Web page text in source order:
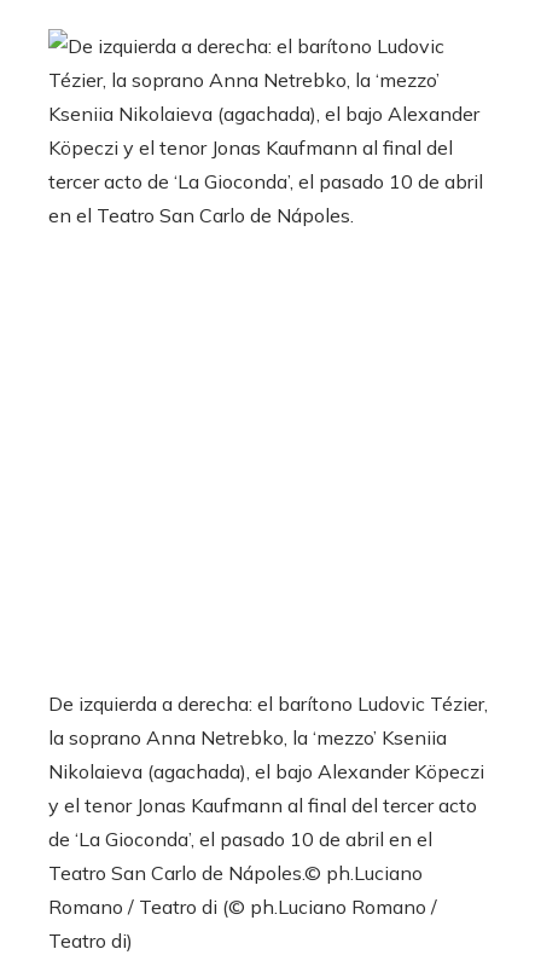
De izquierda a derecha: el barítono Ludovic Tézier,
la soprano Anna Netrebko, la ‘mezzo’ Kseniia
Nikolaieva (agachada), el bajo Alexander Köpeczi
y el tenor Jonas Kaufmann al final del tercer acto
de ‘La Gioconda’, el pasado 10 de abril en el
Teatro San Carlo de Nápoles.© ph.Luciano
Romano / Teatro di (© ph.Luciano Romano /
Teatro di)